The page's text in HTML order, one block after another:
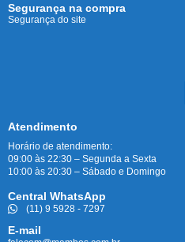
Segurança na compra
Segurança do site
Atendimento
Horário de atendimento:
09:00 às 22:30 – Segunda a Sexta
10:00 às 20:30 – Sábado e Domingo
Central WhatsApp
(11) 9 5928 - 7297
E-mail